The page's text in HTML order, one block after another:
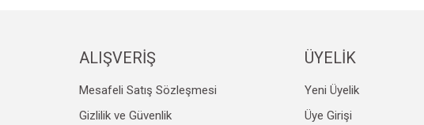
ALIŞVERİŞ
Mesafeli Satış Sözleşmesi
Gizlilik ve Güvenlik
ÜYELİK
Yeni Üyelik
Üye Girişi